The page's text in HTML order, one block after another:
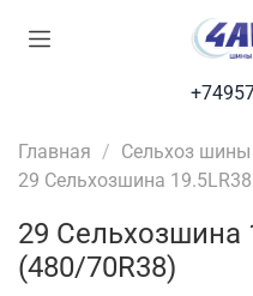
Главная
Сельхоз шины
29 Сельхозшина
29 Сельхозшина
(480/70R38)